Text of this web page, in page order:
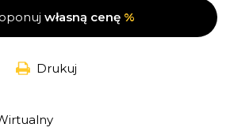
własną cenę %
Drukuj